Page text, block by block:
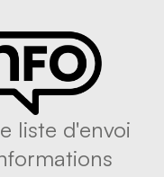
liste d'envoi